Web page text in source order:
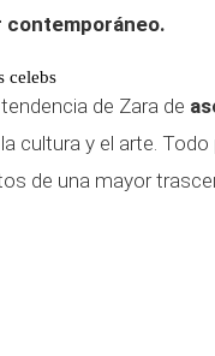
celebs
de Zara de
la cultura y el arte.
de una mayor